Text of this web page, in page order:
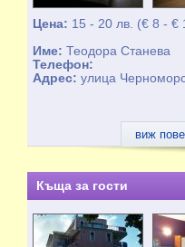
Цена: 15 - 20 лв. (€ 8 - €
Име:Теодора Станева
Телефон:
Адрес:улица
виж
Къща за гости